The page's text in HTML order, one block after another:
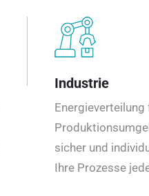
Industrie
sicher und
Ihre Prozesse